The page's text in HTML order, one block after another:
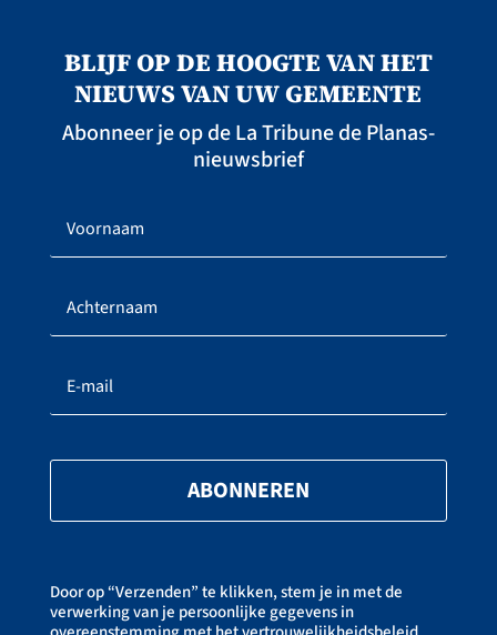
BLIJF OP DE HOOGTE VAN HET
NIEUWS VAN UW GEMEENTE
Abonneer je op de La Tribune de Planas-
nieuwsbrief
ABONNEREN
Door op “Verzenden” te klikken, stem je in met de
verwerking van je persoonlijke gegevens in